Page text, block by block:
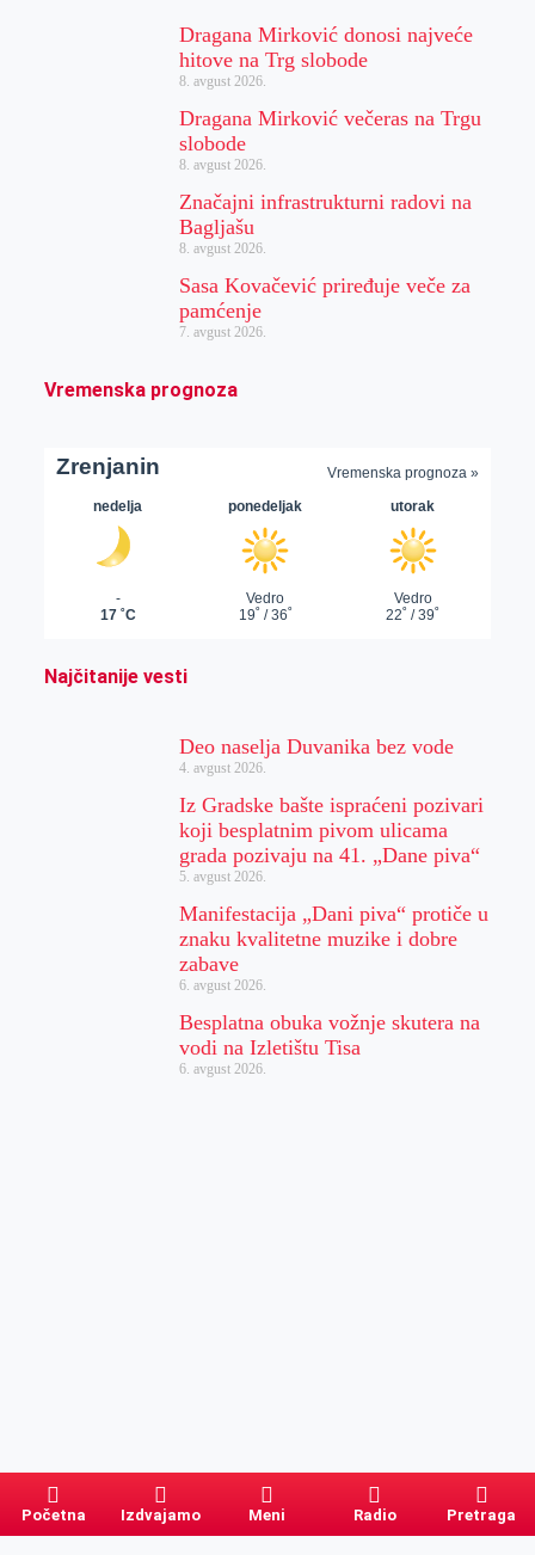
Dragana Mirković donosi najveće
hitove na Trg slobode
8. avgust 2026.
Dragana Mirković večeras na Trgu
slobode
8. avgust 2026.
Značajni infrastrukturni radovi na
Bagljašu
8. avgust 2026.
Sasa Kovačević priređuje veče za
pamćenje
7. avgust 2026.
Vremenska prognoza
Najčitanije vesti
Deo naselja Duvanika bez vode
4. avgust 2026.
Iz Gradske bašte ispraćeni pozivari
koji besplatnim pivom ulicama
grada pozivaju na 41. „Dane piva“
5. avgust 2026.
Manifestacija „Dani piva“ protiče u
znaku kvalitetne muzike i dobre
zabave
6. avgust 2026.
Besplatna obuka vožnje skutera na
vodi na Izletištu Tisa
6. avgust 2026.
Početna Izdvajamo Meni Radio Pretraga